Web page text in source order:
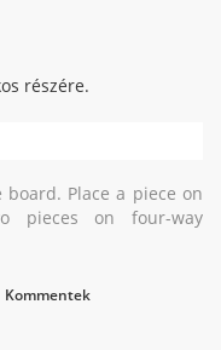
részére.
Place a piece on
pieces on four-way
Kommentek